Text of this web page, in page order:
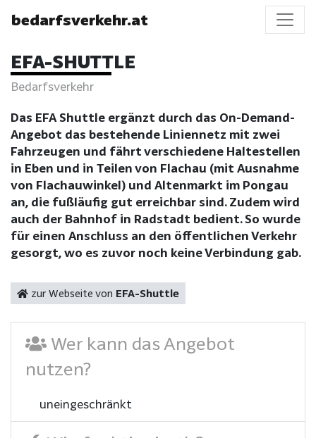
bedarfsverkehr.at
EFA-SHUTTLE
Bedarfsverkehr
Das EFA Shuttle ergänzt durch das On-Demand-
Angebot das bestehende Liniennetz mit zwei
Fahrzeugen und fährt verschiedene Haltestellen
in Eben und in Teilen von Flachau (mit Ausnahme
von Flachauwinkel) und Altenmarkt im Pongau
an, die fußläufig gut erreichbar sind. Zudem wird
auch der Bahnhof in Radstadt bedient. So wurde
für einen Anschluss an den öffentlichen Verkehr
gesorgt, wo es zuvor noch keine Verbindung gab.
zur Webseite von EFA-Shuttle
Wer kann das Angebot
nutzen?
uneingeschränkt